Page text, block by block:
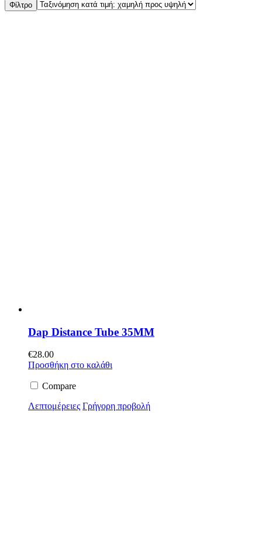
Φίλτρο
Dap Distance Tube 35MM
€28.00
Προσθήκη στο καλάθι
Compare
Λεπτομέρειες Γρήγορη προβολή